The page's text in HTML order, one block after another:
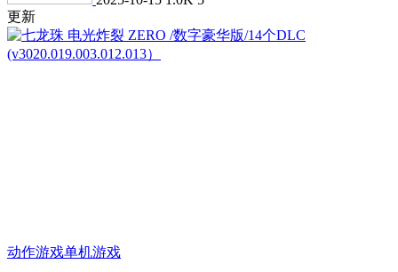
更新
动作游戏单机游戏